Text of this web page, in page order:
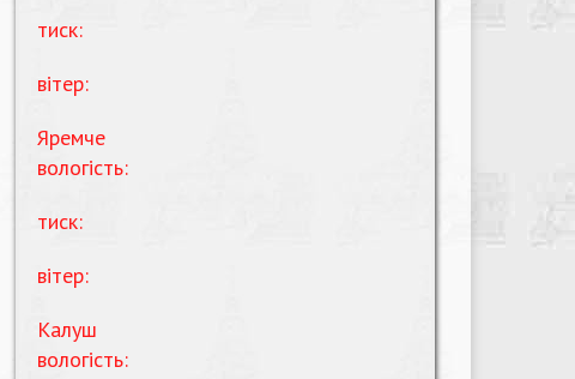
тиск:
вітер:
Яремче
вологість:
тиск:
вітер:
Калуш
вологість: